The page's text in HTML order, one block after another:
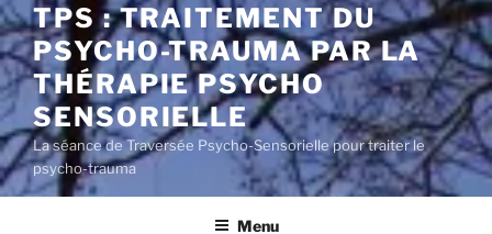
TPS : TRAITEMENT DU
PSYCHO-TRAUMA PAR LA
THÉRAPIE PSYCHO
SENSORIELLE
La séance de Traversée Psycho-Sensorielle pour traiter le
psycho-trauma
Menu